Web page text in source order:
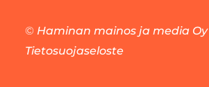
© Haminan mainos ja media Oy
Tietosuojaseloste